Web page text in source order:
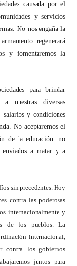
causada por el
y servicios
No nos engaña la
regenerará
y fomentaremos la
para brindar
nuestras diversas
salarios y condiciones
No aceptaremos el
de la educación: no
enviados a matar y a
sin precedentes. Hoy
contra las poderosas
internacionalmente y
de los pueblos. La
internacional,
contra los gobiernos
juntos para